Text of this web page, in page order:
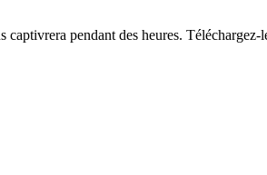
pendant des heures. Téléchargez-